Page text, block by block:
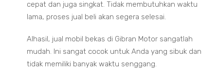
cepat dan juga singkat. Tidak membutuhkan waktu
lama, proses jual beli akan segera selesai.
Alhasil, jual mobil bekas di Gibran Motor sangatlah
mudah. Ini sangat cocok untuk Anda yang sibuk dan
tidak memiliki banyak waktu senggang.